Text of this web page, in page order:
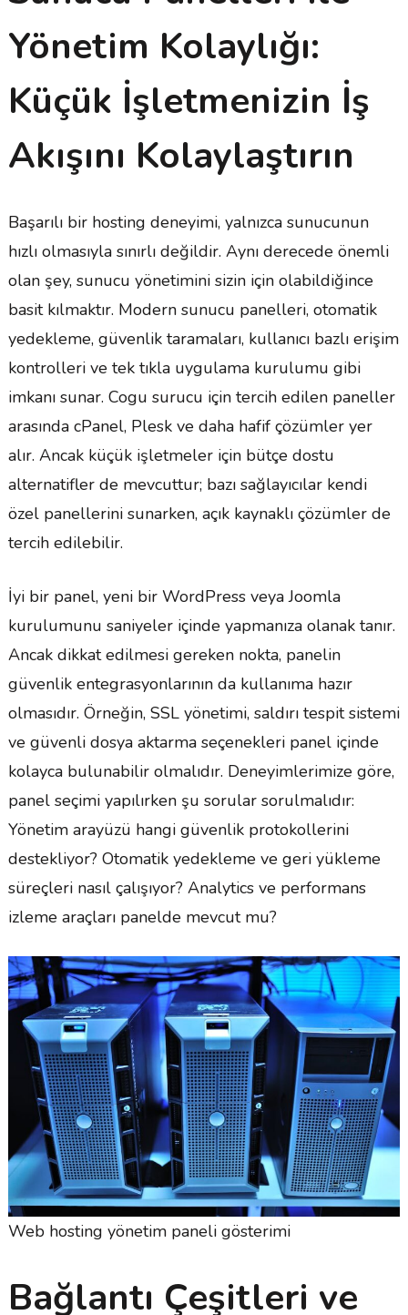
Yönetim Kolaylığı:
Küçük İşletmenizin İş
Akışını Kolaylaştırın
Başarılı bir hosting deneyimi, yalnızca sunucunun
hızlı olmasıyla sınırlı değildir. Aynı derecede önemli
olan şey, sunucu yönetimini sizin için olabildiğince
basit kılmaktır. Modern sunucu panelleri, otomatik
yedekleme, güvenlik taramaları, kullanıcı bazlı erişim
kontrolleri ve tek tıkla uygulama kurulumu gibi
imkanı sunar. Cogu surucu için tercih edilen paneller
arasında cPanel, Plesk ve daha hafif çözümler yer
alır. Ancak küçük işletmeler için bütçe dostu
alternatifler de mevcuttur; bazı sağlayıcılar kendi
özel panellerini sunarken, açık kaynaklı çözümler de
tercih edilebilir.
İyi bir panel, yeni bir WordPress veya Joomla
kurulumunu saniyeler içinde yapmanıza olanak tanır.
Ancak dikkat edilmesi gereken nokta, panelin
güvenlik entegrasyonlarının da kullanıma hazır
olmasıdır. Örneğin, SSL yönetimi, saldırı tespit sistemi
ve güvenli dosya aktarma seçenekleri panel içinde
kolayca bulunabilir olmalıdır. Deneyimlerimize göre,
panel seçimi yapılırken şu sorular sorulmalıdır:
Yönetim arayüzü hangi güvenlik protokollerini
destekliyor? Otomatik yedekleme ve geri yükleme
süreçleri nasıl çalışıyor? Analytics ve performans
izleme araçları panelde mevcut mu?
Web hosting yönetim paneli gösterimi
Bağlantı Çeşitleri ve